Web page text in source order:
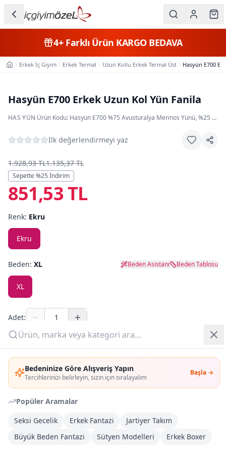
Bedeninize Göre Alışveriş Yapın
Tercihlerinizi belirleyin, sizin için sıralayalım
Başla →
Popüler Aramalar
Seksi Gecelik
Erkek Fantazi
Jartiyer Takım
Büyük Beden Fantazi
Sütyen Modelleri Erkek Boxer
Kategorileri
Erkek
Çocuk
Fantazi
Büyük
Beden
Markalar
Plaj & Mayo
Yazlık Pijama
Yeni Gelenler
OUTLET
Giriş Yap
Üye Ol
4+Farklı Ürün KARGO BEDAVA
Ana SayfaErkek İç Giyim Erkek Termal Uzun Kollu Erkek Termal Üst Hasyün E700
Hasyün E700 Erkek Uzun Kol Yün Fanila
HAS YÜN·Ürün Kodu: Hasyün E700· %75 Avusturalya Merinos Yünü, %25 Akrilik
İlk değerlendirmeyi yaz
1.928,93 TL1.135,37 TL
Sepette %25 İndirim
851,53 TL
Renk: Ekru
Ekru
Beden: XL Beden Asistanı Beden Tablosu
XL
Adet:
Sepete Ekle
Şimdi Al
DHL
Bayram tatili sonrasında kargolanacaktır
Kargo Bedava